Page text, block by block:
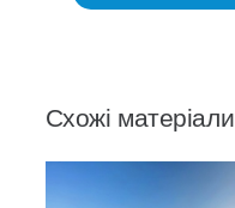
Схожі матеріали